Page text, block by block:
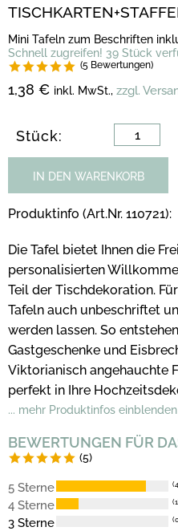
Mini Tafeln zum Beschriften
Schnell zugreifen! 39 Stück
(5 Bewertungen)
1,38 € inkl. MwSt., zzgl.
Stück:
IN DEN WARENKORB
Produktinfo (Art.Nr. 110721):
Die Tafel bietet Ihnen die
personalisierten
Teil der Tischdekoration.
Tafeln auch unbeschriftet
werden lassen. So
Gastgeschenke und
Viktorianisch angehauchte
perfekt in Ihre
... mehr Produktinfos einblenden
BEWERTUNGEN FÜR
(5)
5 Sterne
4 Sterne
3 Sterne